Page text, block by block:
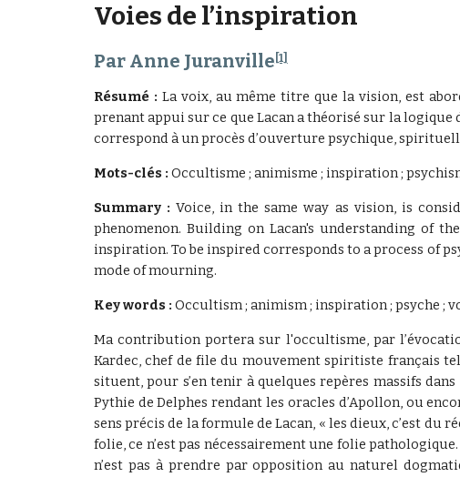
Voies de l’inspiration
Par Anne Juranville [1]
Résumé : La voix, au même titre que la vision, est
prenant appui sur ce que Lacan a théorisé sur la
correspond à un procès d’ouverture psychique,
Mots-clés : Occultisme ; animisme ; inspiration ;
Summary :Voice, in the same way as vision, is
phenomenon. Building on Lacan's understanding of
inspiration. To be inspired corresponds to a process of
mode of mourning.
Key words : Occultism ; animism ; inspiration ; psyche ;
Ma contribution portera sur l'occultisme, par
Kardec, chef de file du mouvement spiritiste français tel
situent, pour s’en tenir à quelques repères massifs
Pythie de Delphes rendant les oracles d’Apollon, ou
sens précis de la formule de Lacan, « les dieux, c’est du
folie, ce n’est pas nécessairement une folie
n’est pas à prendre par opposition au naturel